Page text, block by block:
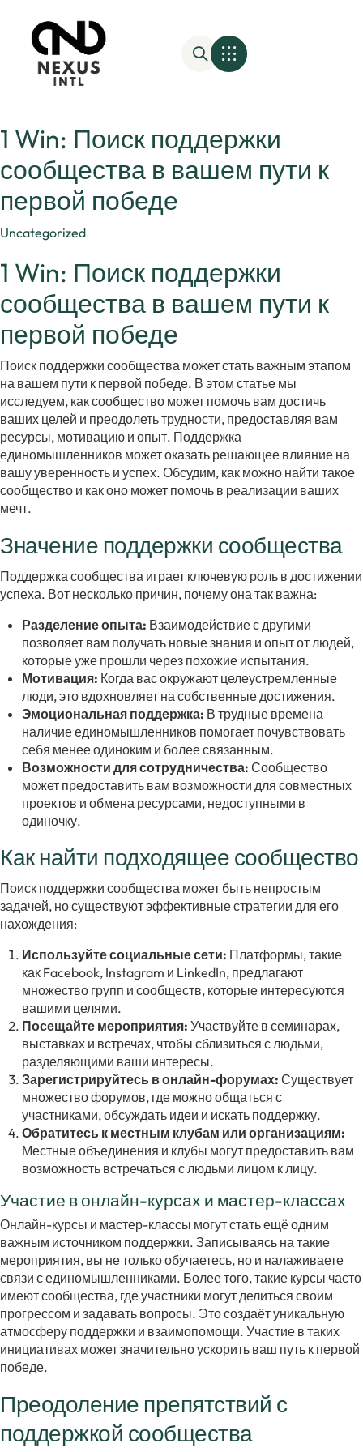
1 Win: Поиск поддержки
сообщества в вашем пути к
первой победе
Category
Uncategorized
1 Win: Поиск поддержки
сообщества в вашем пути к
первой победе
Поиск поддержки сообщества может стать важным этапом
на вашем пути к первой победе. В этом статье мы
исследуем, как сообщество может помочь вам достичь
ваших целей и преодолеть трудности, предоставляя вам
ресурсы, мотивацию и опыт. Поддержка
единомышленников может оказать решающее влияние на
вашу уверенность и успех. Обсудим, как можно найти такое
сообщество и как оно может помочь в реализации ваших
мечт.
Значение поддержки сообщества
Поддержка сообщества играет ключевую роль в достижении
успеха. Вот несколько причин, почему она так важна:
Разделение опыта: Взаимодействие с другими
позволяет вам получать новые знания и опыт от людей,
которые уже прошли через похожие испытания.
Мотивация: Когда вас окружают целеустремленные
люди, это вдохновляет на собственные достижения.
Эмоциональная поддержка: В трудные времена
наличие единомышленников помогает почувствовать
себя менее одиноким и более связанным.
Возможности для сотрудничества: Сообщество
может предоставить вам возможности для совместных
проектов и обмена ресурсами, недоступными в
одиночку.
Как найти подходящее сообщество
Поиск поддержки сообщества может быть непростым
задачей, но существуют эффективные стратегии для его
нахождения:
Используйте социальные сети: Платформы, такие
как Facebook, Instagram и LinkedIn, предлагают
множество групп и сообществ, которые интересуются
вашими целями.
Посещайте мероприятия: Участвуйте в семинарах,
выставках и встречах, чтобы сблизиться с людьми,
разделяющими ваши интересы.
Зарегистрируйтесь в онлайн-форумах: Существует
множество форумов, где можно общаться с
участниками, обсуждать идеи и искать поддержку.
Обратитесь к местным клубам или организациям:
Местные объединения и клубы могут предоставить вам
возможность встречаться с людьми лицом к лицу.
Участие в онлайн-курсах и мастер-классах
Онлайн-курсы и мастер-классы могут стать ещё одним
важным источником поддержки. Записываясь на такие
мероприятия, вы не только обучаетесь, но и налаживаете
связи с единомышленниками. Более того, такие курсы часто
имеют сообщества, где участники могут делиться своим
прогрессом и задавать вопросы. Это создаёт уникальную
атмосферу поддержки и взаимопомощи. Участие в таких
инициативах может значительно ускорить ваш путь к первой
победе.
Преодоление препятствий с
поддержкой сообщества